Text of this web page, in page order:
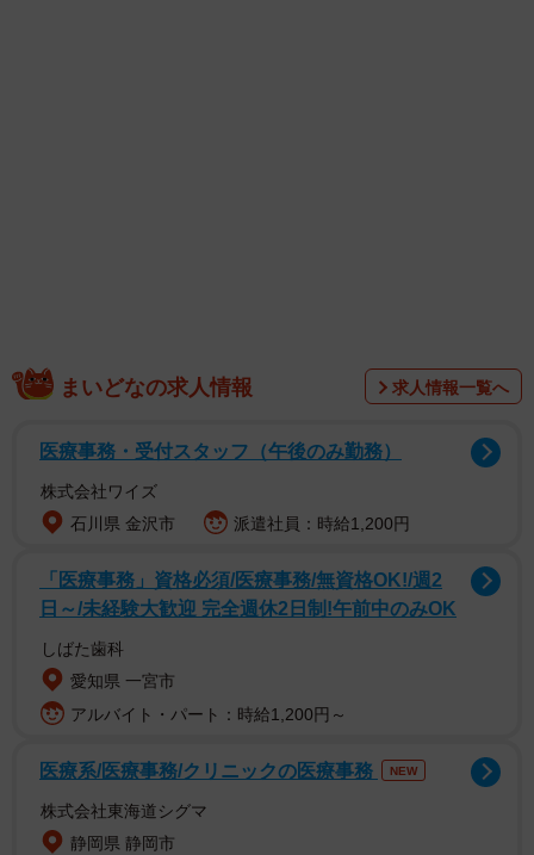
双極症Ⅱ型（双極性障害Ⅱ型＝そうきょくせいしょうがい
にがた）は、軽躁状態とうつ状態を繰り返す精神疾患で
くことが多く、生活や仕事に影響を及ぼすことがありま
す。治療や心理的サポートで症状を安定させることが大切
です。
精神疾患や内部障害のような「目で見てわからない障害」
障害を人に伝えることは、大きな葛藤の一つです。特に恋
愛相手などには、なおさらです。
まいどなの求人情報 求人情報一覧へ
医療事務・受付スタッフ（午後のみ勤務）
株式会社ワイズ
石川県 金沢市
派遣社員：時給1,200円
「医療事務」資格必須/医療事務/無資格OK!/週2
日～/未経験大歓迎 完全週休2日制!午前中のみOK
しばた歯科
愛知県 一宮市
アルバイト・パート：時給1,200円～
医療系/医療事務/クリニックの医療事務 NEW
株式会社東海道シグマ
静岡県 静岡市